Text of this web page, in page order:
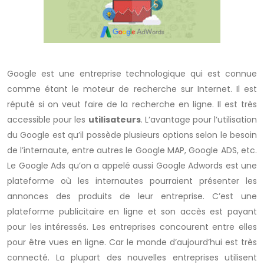
Google est une entreprise technologique qui est connue
comme étant le moteur de recherche sur Internet. Il est
réputé si on veut faire de la recherche en ligne. Il est très
accessible pour les utilisateurs. L’avantage pour l’utilisation
du Google est qu’il possède plusieurs options selon le besoin
de l’internaute, entre autres le Google MAP, Google ADS, etc.
Le Google Ads qu’on a appelé aussi Google Adwords est une
plateforme où les internautes pourraient présenter les
annonces des produits de leur entreprise. C’est une
plateforme publicitaire en ligne et son accès est payant
pour les intéressés. Les entreprises concourent entre elles
pour être vues en ligne. Car le monde d’aujourd’hui est très
connecté. La plupart des nouvelles entreprises utilisent